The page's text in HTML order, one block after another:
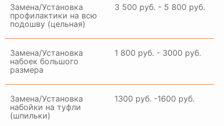
Замена/Установка
профилактики на всю
подошву (цельная)
3 500 руб. - 5 800 руб.
Замена/Установка
набоек большого
размера
1 800 руб. - 3000 руб.
Замена/Установка
набойки на туфли
(шпильки)
1300 руб. -1600 руб.